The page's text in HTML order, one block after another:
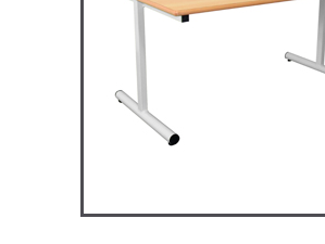
Maggie
TABLES ET MANGE DEBOUT